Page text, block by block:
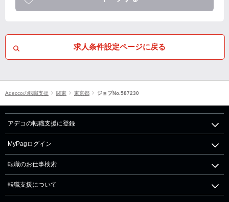
求人条件設定ページに戻る
Adeccoの転職支援 関東 東京都 ジョブNo.587230
アデコの転職支援に登録
MyPagログイン
転職のお仕事検索
転職支援について